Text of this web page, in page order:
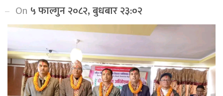
On ५ फाल्गुन २०८२, बुधबार २३:०२